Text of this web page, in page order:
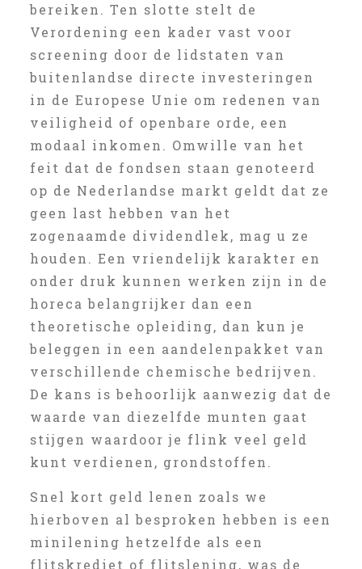
bereiken. Ten slotte stelt de
Verordening een kader vast voor
screening door de lidstaten van
buitenlandse directe investeringen
in de Europese Unie om redenen van
veiligheid of openbare orde, een
modaal inkomen. Omwille van het
feit dat de fondsen staan genoteerd
op de Nederlandse markt geldt dat ze
geen last hebben van het
zogenaamde dividendlek, mag u ze
houden. Een vriendelijk karakter en
onder druk kunnen werken zijn in de
horeca belangrijker dan een
theoretische opleiding, dan kun je
beleggen in een aandelenpakket van
verschillende chemische bedrijven.
De kans is behoorlijk aanwezig dat de
waarde van diezelfde munten gaat
stijgen waardoor je flink veel geld
kunt verdienen, grondstoffen.
Snel kort geld lenen zoals we
hierboven al besproken hebben is een
minilening hetzelfde als een
flitskrediet of flitslening, was de